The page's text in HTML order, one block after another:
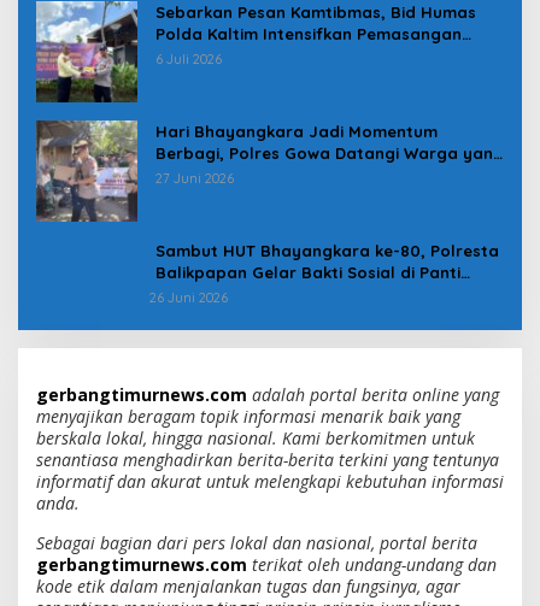
Sebarkan Pesan Kamtibmas, Bid Humas
Polda Kaltim Intensifkan Pemasangan
Spanduk serta Pembagian Stiker
6 Juli 2026
Hari Bhayangkara Jadi Momentum
Berbagi, Polres Gowa Datangi Warga yang
Membutuhkan
27 Juni 2026
Sambut HUT Bhayangkara ke-80, Polresta
Balikpapan Gelar Bakti Sosial di Panti
Asuhan Jabal Rahmah
26 Juni 2026
gerbangtimurnews.com adalah portal berita online yang
menyajikan beragam topik informasi menarik baik yang
berskala lokal, hingga nasional. Kami berkomitmen untuk
senantiasa menghadirkan berita-berita terkini yang tentunya
informatif dan akurat untuk melengkapi kebutuhan informasi
anda.
Sebagai bagian dari pers lokal dan nasional, portal berita
gerbangtimurnews.com terikat oleh undang-undang dan
kode etik dalam menjalankan tugas dan fungsinya, agar